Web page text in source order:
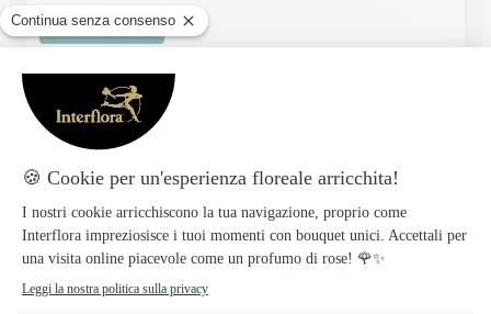
Vedi il negozio
La Rosa Blu Di Castelli Maria Rosa
TORINO